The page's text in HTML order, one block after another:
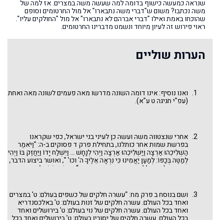
שנראה כמעשה כישוף בדומה למה שעשה משה במצרים. אז למה של
משה נכתבו? משום ש"דברי משה נתבארו" אל מול החרטומים וסופם
שהוכחו באמת ואילו "דברי אברהם לא נתבארו" אל מול "החולקים עליו".
ראוי פירוש זה לעיון מיוחד ונשמט מדברינו החרטומים.
הערות שוליים
ואנו נוסיף: אינו דומה השונה מדרשו מאה פעמים לשונה מאה ואחת
(עפ"י חגיגה ט ע"א).
אחרי שנצטווה משה ועשה כן לעיני בני ישראל, כפי שקראנו
בפרשת שמות אחר כותלנו, בתחילת פרק ד פסוקים ב-ה: "וַיֹּאמֶר
הַשְׁלִיכֵהוּ אַרְצָה וַיַּשְׁלִיכֵהוּ אַרְצָה וַיְהִי לְנָחָשׁ ... וַיִּשְׁלַח יָדוֹ וַיַּחֲזֶק בּוֹ וַיְהִי
לְמַטֶּה בְּכַפּוֹ: לְמַעַן יַאֲמִינוּ כִּי נִרְאָה אֵלֶיךָ ה' וכו' ", ואושר ביצוע הדבר,
גם אם בלשון כללית, בסוף הפרק, ככתוב: "וַיַּעַשׂ הָאֹתֹת לְעֵינֵי הָעָם:
לא חוזר כאן (לדעת פרשנים ומדרשים רבים כבר אצל בני ישראל לא
נעשה אות הצרעת, כי היה עונש למשה. ומה שכתוב "ויעש האותות
לעיני העם" בלשון רבים, הוא בשל מכת (אות) הדם שמצטרפת אצל
פרעה ואין לה זכר במקרא אצל בני ישראל). האומנם הפיכת המטה
ושם בנוסח ב פרק מח: "עשרה חלקים של כשפים בעולם: ט' במצרים
ואחד בכל העולם. עשרה חלקים של זנות בעולם: ט' באלכסנדריא
ואחד בכל העולם. עשרה חלקים של נוי בעולם: ט' בירושלים ואחד